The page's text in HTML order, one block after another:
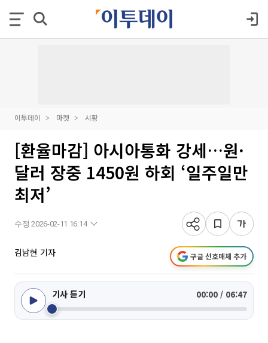
이투데이 마켓 시황
[환율마감] 아시아통화 강세…원·
달러 장중 1450원 하회 ‘일주일만
최저’
수정 2026-02-11 16:14
김남현 기자 구글 선호매체 추가
기사 듣기 00:00 / 06:47